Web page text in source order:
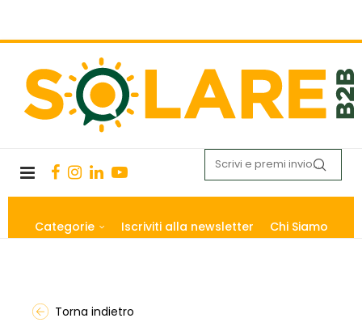
Categorie Iscriviti alla newsletter Chi Siamo
Torna indietro